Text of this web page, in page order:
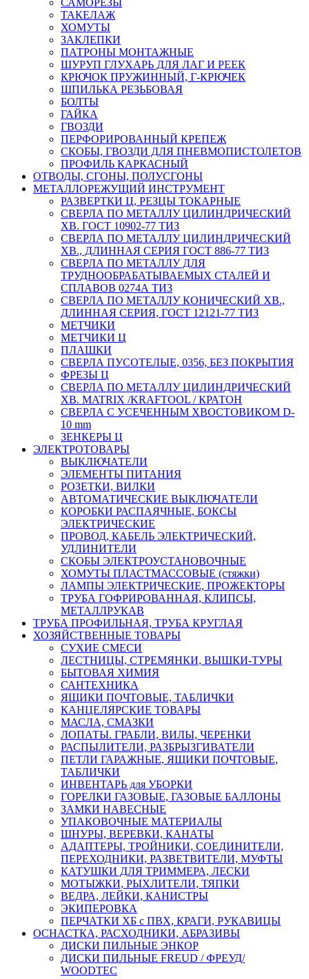
ТАКЕЛАЖ
ХОМУТЫ
ЗАКЛЕПКИ
ПАТРОНЫ МОНТАЖНЫЕ
ШУРУП ГЛУХАРЬ ДЛЯ ЛАГ И РЕЕК
КРЮЧОК ПРУЖИННЫЙ, Г-КРЮЧЕК
ШПИЛЬКА РЕЗЬБОВАЯ
БОЛТЫ
ГАЙКА
ГВОЗДИ
ПЕРФОРИРОВАННЫЙ КРЕПЕЖ
СКОБЫ, ГВОЗДИ ДЛЯ ПНЕВМОПИСТОЛЕТОВ
ПРОФИЛЬ КАРКАСНЫЙ
ОТВОДЫ, СГОНЫ, ПОЛУСГОНЫ
МЕТАЛЛОРЕЖУЩИЙ ИНСТРУМЕНТ
РАЗВЕРТКИ Ц, РЕЗЦЫ ТОКАРНЫЕ
СВЕРЛА ПО МЕТАЛЛУ ЦИЛИНДРИЧЕСКИЙ
ХВ. ГОСТ 10902-77 ТИЗ
СВЕРЛА ПО МЕТАЛЛУ ЦИЛИНДРИЧЕСКИЙ
ХВ., ДЛИННАЯ СЕРИЯ ГОСТ 886-77 ТИЗ
СВЕРЛА ПО МЕТАЛЛУ ДЛЯ
ТРУДНООБРАБАТЫВАЕМЫХ СТАЛЕЙ И
СПЛАВОВ 0274А ТИЗ
СВЕРЛА ПО МЕТАЛЛУ КОНИЧЕСКИЙ ХВ.,
ДЛИННАЯ СЕРИЯ, ГОСТ 12121-77 ТИЗ
МЕТЧИКИ
МЕТЧИКИ Ц
ПЛАШКИ
СВЕРЛА ПУСОТЕЛЫЕ, 0356, БЕЗ ПОКРЫТИЯ
ФРЕЗЫ Ц
СВЕРЛА ПО МЕТАЛЛУ ЦИЛИНДРИЧЕСКИЙ
ХВ. MATRIX /KRAFTOOL / КРАТОН
СВЕРЛА С УСЕЧЕННЫМ ХВОСТОВИКОМ D-
10 mm
ЗЕНКЕРЫ Ц
ЭЛЕКТРОТОВАРЫ
ВЫКЛЮЧАТЕЛИ
ЭЛЕМЕНТЫ ПИТАНИЯ
РОЗЕТКИ, ВИЛКИ
АВТОМАТИЧЕСКИЕ ВЫКЛЮЧАТЕЛИ
КОРОБКИ РАСПАЯЧНЫЕ, БОКСЫ
ЭЛЕКТРИЧЕСКИЕ
ПРОВОД, КАБЕЛЬ ЭЛЕКТРИЧЕСКИЙ,
УДЛИНИТЕЛИ
СКОБЫ ЭЛЕКТРОУСТАНОВОЧНЫЕ
ХОМУТЫ ПЛАСТМАССОВЫЕ (стяжки)
ЛАМПЫ ЭЛЕКТРИЧЕСКИЕ, ПРОЖЕКТОРЫ
ТРУБА ГОФРИРОВАННАЯ, КЛИПСЫ,
МЕТАЛЛРУКАВ
ТРУБА ПРОФИЛЬНАЯ, ТРУБА КРУГЛАЯ
ХОЗЯЙСТВЕННЫЕ ТОВАРЫ
СУХИЕ СМЕСИ
ЛЕСТНИЦЫ, СТРЕМЯНКИ, ВЫШКИ-ТУРЫ
БЫТОВАЯ ХИМИЯ
САНТЕХНИКА
ЯЩИКИ ПОЧТОВЫЕ, ТАБЛИЧКИ
КАНЦЕЛЯРСКИЕ ТОВАРЫ
МАСЛА, СМАЗКИ
ЛОПАТЫ. ГРАБЛИ, ВИЛЫ, ЧЕРЕНКИ
РАСПЫЛИТЕЛИ, РАЗБРЫЗГИВАТЕЛИ
ПЕТЛИ ГАРАЖНЫЕ, ЯЩИКИ ПОЧТОВЫЕ,
ТАБЛИЧКИ
ИНВЕНТАРЬ для УБОРКИ
ГОРЕЛКИ ГАЗОВЫЕ, ГАЗОВЫЕ БАЛЛОНЫ
ЗАМКИ НАВЕСНЫЕ
УПАКОВОЧНЫЕ МАТЕРИАЛЫ
ШНУРЫ, ВЕРЕВКИ, КАНАТЫ
АДАПТЕРЫ, ТРОЙНИКИ, СОЕДИНИТЕЛИ,
ПЕРЕХОДНИКИ, РАЗВЕТВИТЕЛИ, МУФТЫ
КАТУШКИ ДЛЯ ТРИММЕРА, ЛЕСКИ
МОТЫЖКИ, РЫХЛИТЕЛИ, ТЯПКИ
ВЕДРА, ЛЕЙКИ, КАНИСТРЫ
ЭКИПЕРОВКА
ПЕРЧАТКИ ХБ с ПВХ, КРАГИ, РУКАВИЦЫ
ОСНАСТКА, РАСХОДНИКИ, АБРАЗИВЫ
ДИСКИ ПИЛЬНЫЕ ЭНКОР
ДИСКИ ПИЛЬНЫЕ FREUD / ФРЕУД/
WOODTEC